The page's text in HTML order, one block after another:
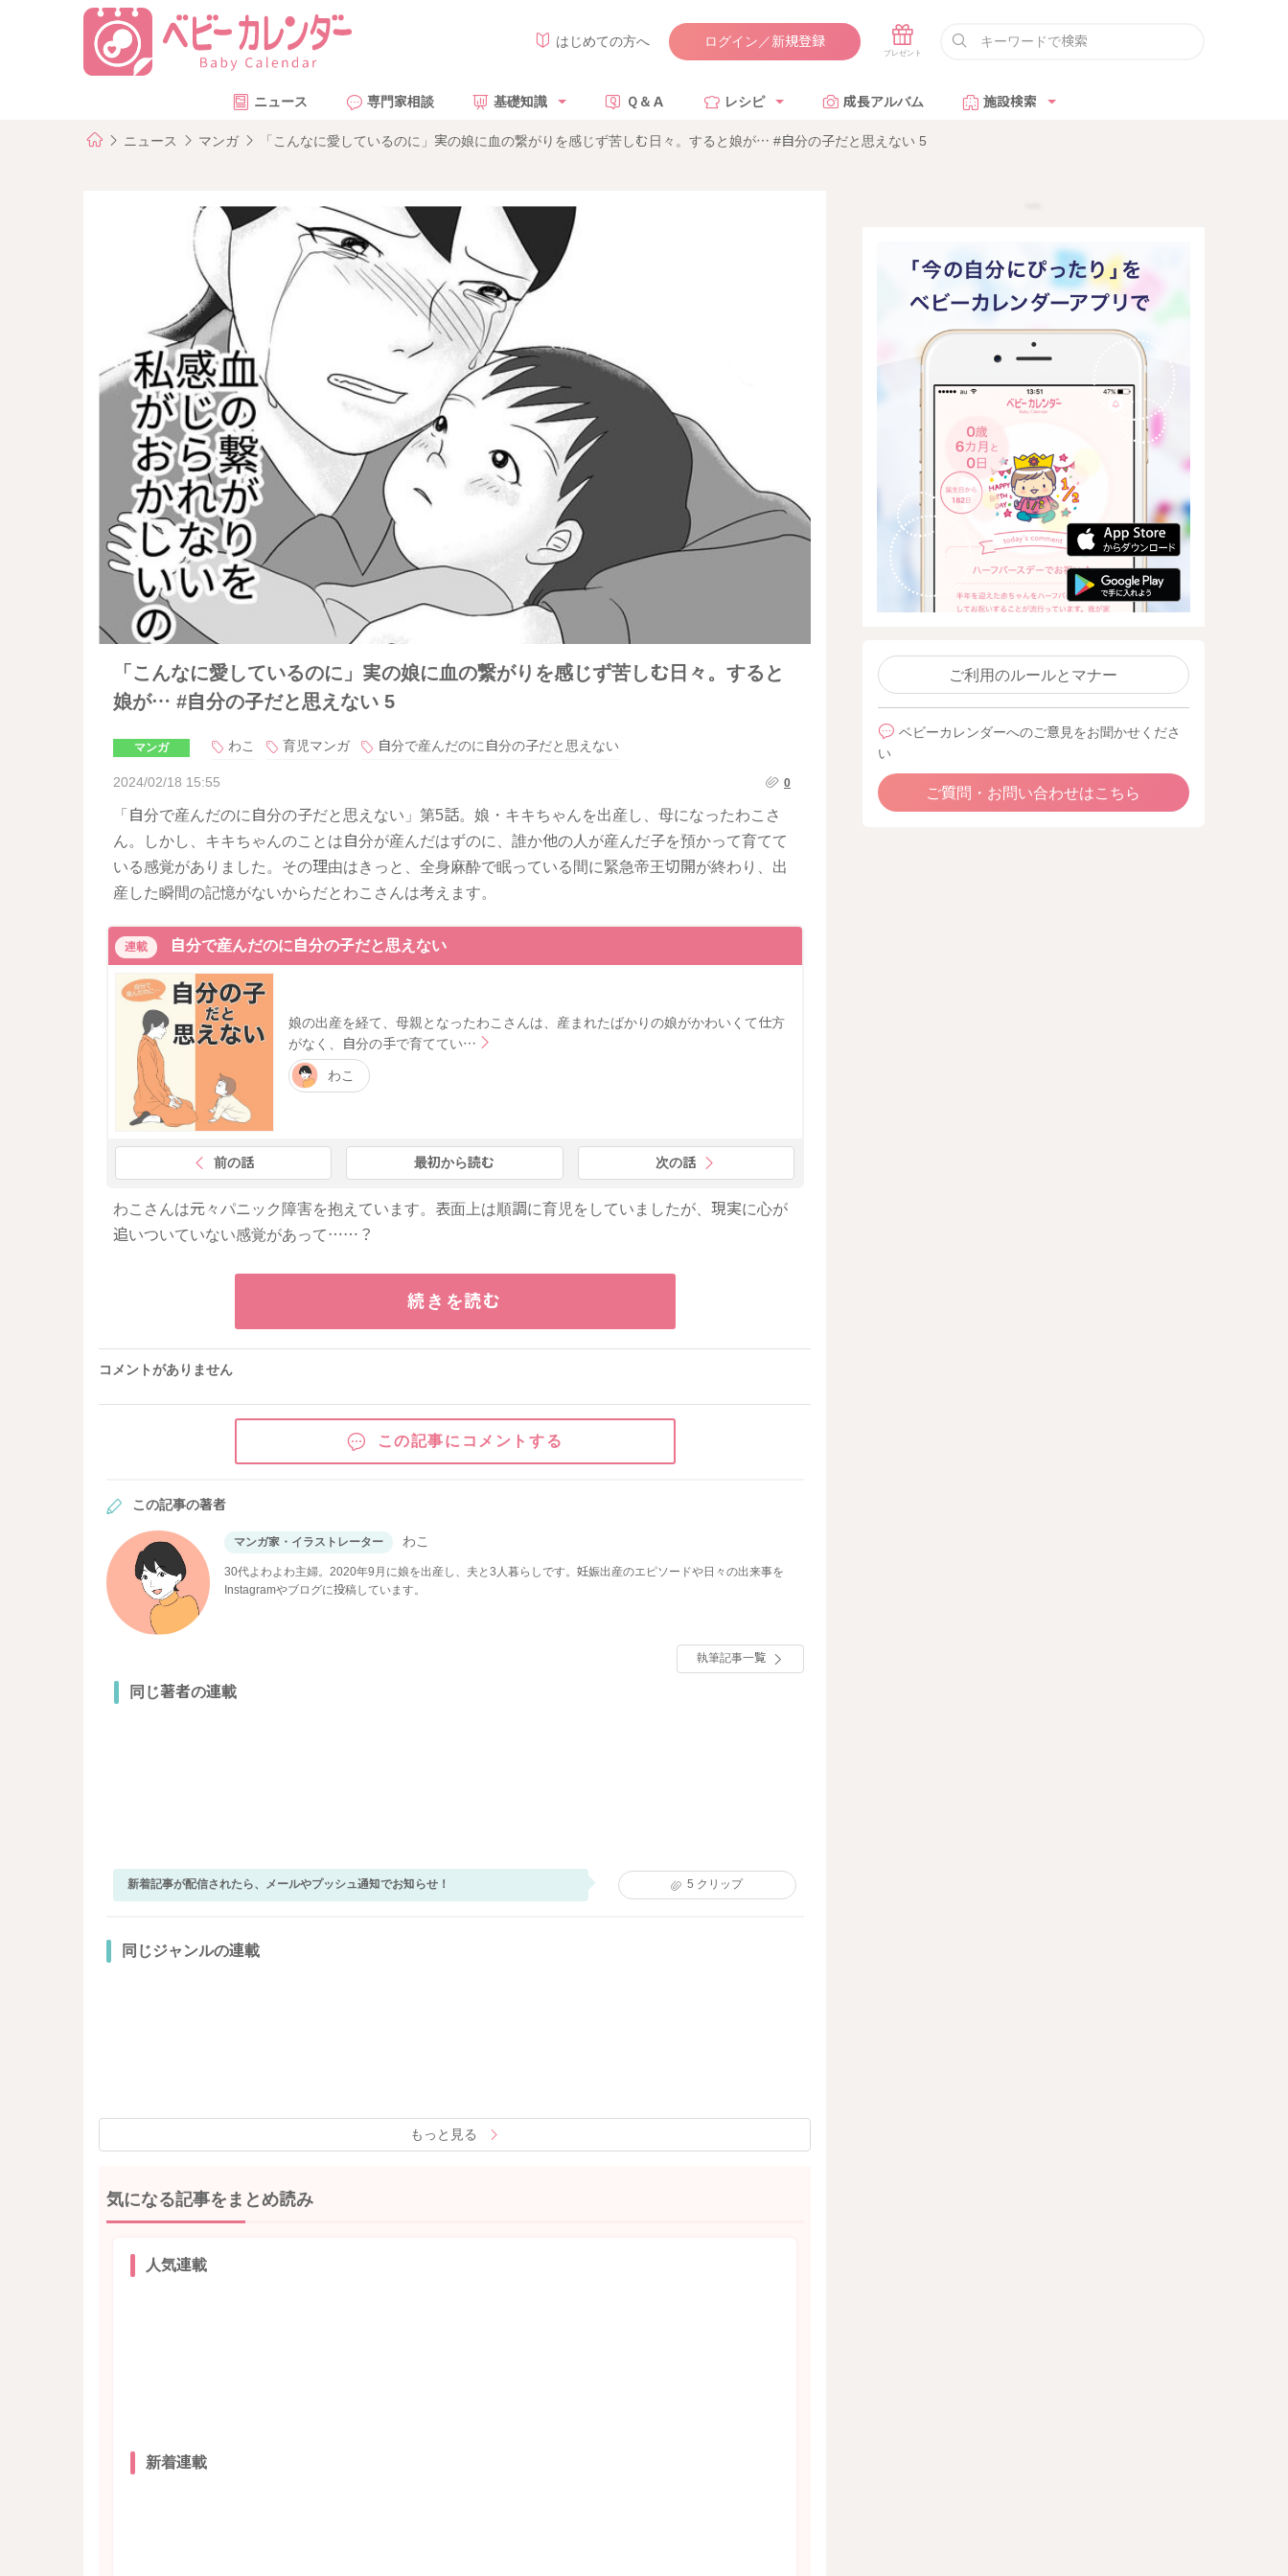
はじめての方へ ログイン／新規登録
ニュース 専門家相談 基礎知識 Ｑ＆Ａ レシピ 成長アルバム 施設検索
ニュース マンガ 「こんなに愛しているのに」実の娘に血の繋がりを感じず苦しむ日々。すると娘が… #自分の子だと思えない 5
「こんなに愛しているのに」実の娘に血の繋がりを感じず苦しむ日々。すると
娘が… #自分の子だと思えない 5
マンガ わこ 育児マンガ 自分で産んだのに自分の子だと思えない
2024/02/18 15:55 0
「自分で産んだのに自分の子だと思えない」第5話。娘・キキちゃんを出産し、母になったわこさ
ん。しかし、キキちゃんのことは自分が産んだはずのに、誰か他の人が産んだ子を預かって育てて
いる感覚がありました。その理由はきっと、全身麻酔で眠っている間に緊急帝王切開が終わり、出
産した瞬間の記憶がないからだとわこさんは考えます。
連載 自分で産んだのに自分の子だと思えない
娘の出産を経て、母親となったわこさんは、産まれたばかりの娘がかわいくて仕方
がなく、自分の手で育ててい…
わこ
前の話 最初から読む 次の話
わこさんは元々パニック障害を抱えています。表面上は順調に育児をしていましたが、現実に心が
追いついていない感覚があって……？
続きを読む
コメントがありません
この記事にコメントする
この記事の著者
マンガ家・イラストレーター わこ
30代よわよわ主婦。2020年9月に娘を出産し、夫と3人暮らしです。妊娠出産のエピソードや日々の出来事を
Instagramやブログに投稿しています。
執筆記事一覧
同じ著者の連載
新着記事が配信されたら、メールやプッシュ通知でお知らせ！ 5 クリップ
同じジャンルの連載
もっと見る
気になる記事をまとめ読み
人気連載
新着連載
ご利用のルールとマナー
ベビーカレンダーへのご意見をお聞かせくださ
い
ご質問・お問い合わせはこちら